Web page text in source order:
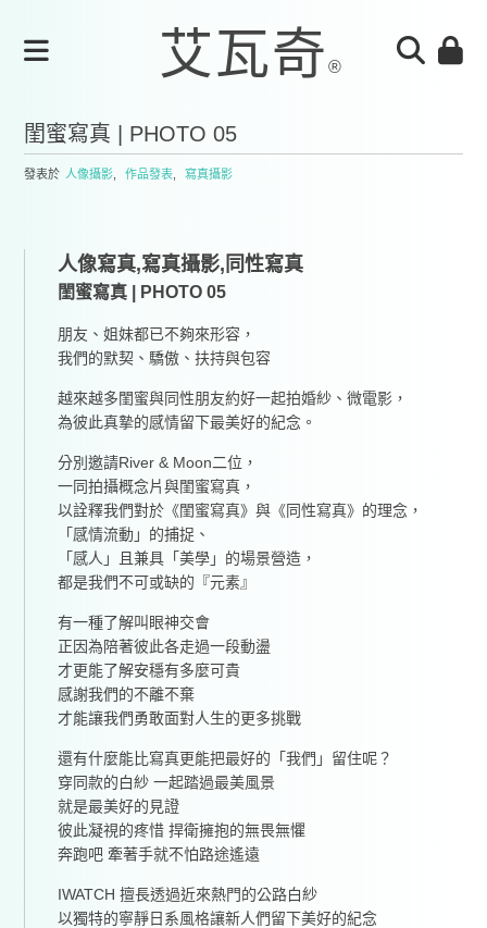
閨蜜寫真 | PHOTO 05
發表於 人像攝影 作品發表 寫真攝影
人像寫真,寫真攝影,同性寫真
閨蜜寫真 | PHOTO 05
朋友、姐妹都已不夠來形容，
我們的默契、驕傲、扶持與包容
越來越多閨蜜與同性朋友約好一起拍婚紗、微電影，
為彼此真摯的感情留下最美好的紀念。
分別邀請River & Moon二位，
一同拍攝概念片與閨蜜寫真，
以詮釋我們對於《閨蜜寫真》與《同性寫真》的理念，
「感情流動」的捕捉、
「感人」且兼具「美學」的場景營造，
都是我們不可或缺的『元素』
有一種了解叫眼神交會
正因為陪著彼此各走過一段動盪
才更能了解安穩有多麼可貴
感謝我們的不離不棄
才能讓我們勇敢面對人生的更多挑戰
還有什麼能比寫真更能把最好的「我們」留住呢？
穿同款的白紗 一起踏過最美風景
就是最美好的見證
彼此凝視的疼惜 捍衛擁抱的無畏無懼
奔跑吧 牽著手就不怕路途遙遠
IWATCH 擅長透過近來熱門的公路白紗
以獨特的寧靜日系風格讓新人們留下美好的紀念